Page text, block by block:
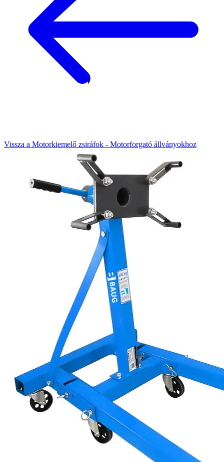
Vissza a Motorkiemelő zsiráfok - Motorforgató állványokhoz